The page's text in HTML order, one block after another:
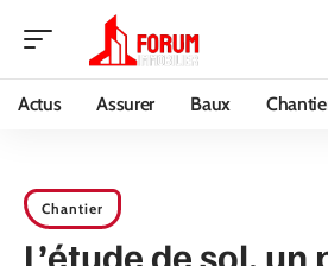
Actus Assurer Baux
Chantier
L’étude de sol, un